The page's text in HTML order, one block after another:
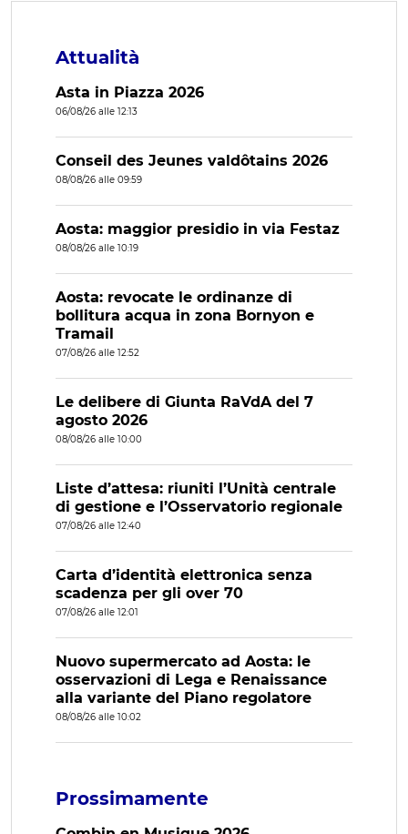
Attualità
Asta in Piazza 2026
06/08/26 alle 12:13
Conseil des Jeunes valdôtains 2026
08/08/26 alle 09:59
Aosta: maggior presidio in via Festaz
08/08/26 alle 10:19
Aosta: revocate le ordinanze di
bollitura acqua in zona Bornyon e
Tramail
07/08/26 alle 12:52
Le delibere di Giunta RaVdA del 7
agosto 2026
08/08/26 alle 10:00
Liste d’attesa: riuniti l’Unità centrale
di gestione e l’Osservatorio regionale
07/08/26 alle 12:40
Carta d’identità elettronica senza
scadenza per gli over 70
07/08/26 alle 12:01
Nuovo supermercato ad Aosta: le
osservazioni di Lega e Renaissance
alla variante del Piano regolatore
08/08/26 alle 10:02
Prossimamente